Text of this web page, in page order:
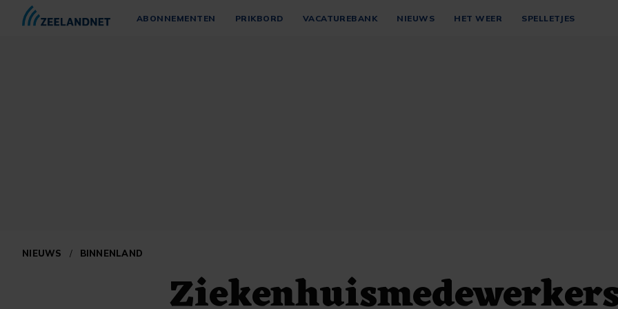
ABONNEMENTEN PRIKBORD VACATUREBANK NIEUWS HET WEER SPELLETJES
NIEUWS / BINNENLAND